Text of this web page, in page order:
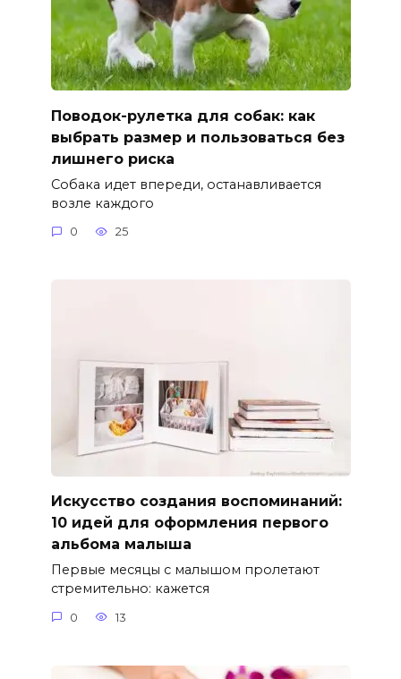
Поводок-рулетка для собак: как
выбрать размер и пользоваться без
лишнего риска
Собака идет впереди, останавливается
возле каждого
0 25
Искусство создания воспоминаний:
10 идей для оформления первого
альбома малыша
Первые месяцы с малышом пролетают
стремительно: кажется
0 13